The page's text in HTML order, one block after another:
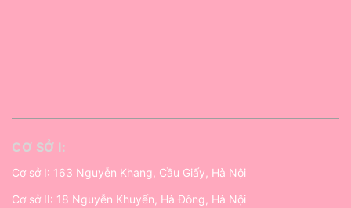
CƠ SỞ I:
Cơ sở I: 163 Nguyễn Khang, Cầu Giấy, Hà Nội
Cơ sở II: 18 Nguyễn Khuyến, Hà Đông, Hà Nội